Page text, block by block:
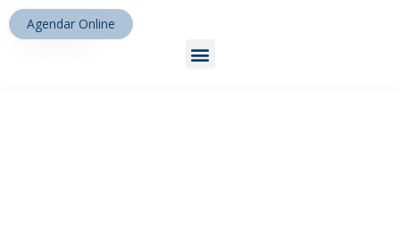
Agendar Online
robo